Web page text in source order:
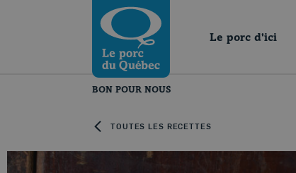
Revenir à la page d’accueil
BON POUR NOUS
Le porc d'ici
TOUTES LES RECETTES